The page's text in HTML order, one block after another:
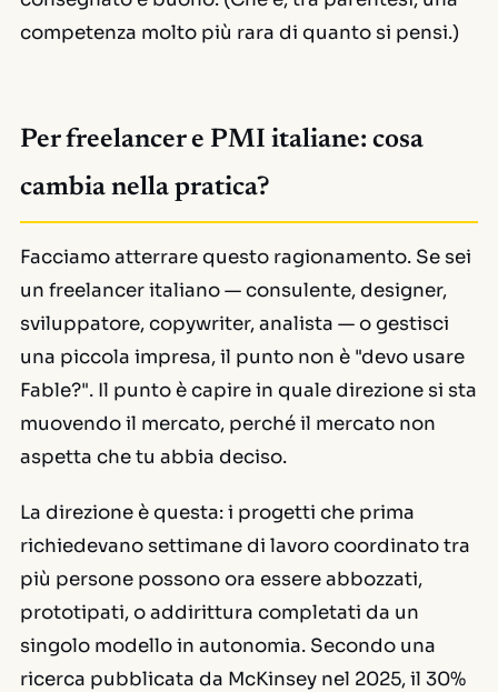
competenza molto più rara di quanto si pensi.)
Per freelancer e PMI italiane: cosa
cambia nella pratica?
Facciamo atterrare questo ragionamento. Se sei
un freelancer italiano — consulente, designer,
sviluppatore, copywriter, analista — o gestisci
una piccola impresa, il punto non è "devo usare
Fable?". Il punto è capire in quale direzione si sta
muovendo il mercato, perché il mercato non
aspetta che tu abbia deciso.
La direzione è questa: i progetti che prima
richiedevano settimane di lavoro coordinato tra
più persone possono ora essere abbozzati,
prototipati, o addirittura completati da un
singolo modello in autonomia. Secondo una
ricerca pubblicata da McKinsey nel 2025, il 30%